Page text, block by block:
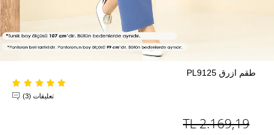
طقم ازرق PL9125
تعليقات (3)
2.169,19
TL